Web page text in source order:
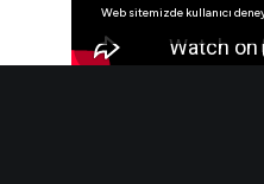
Web sitemizde kullanıcı